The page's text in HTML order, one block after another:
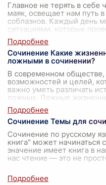
Главное не терять в себе
маяк, освещает нам путь
соблазнов. Каждый день
ситуациями, которые
Сочинение Какие
ложными в сочинении?
В современном
возможностей и целей,
важно уметь различать
ложных. Ложные
Сочинение Темы для
Сочинение по русскому
книга" может начинаться
значение имеет книга в
нас чтение — это не